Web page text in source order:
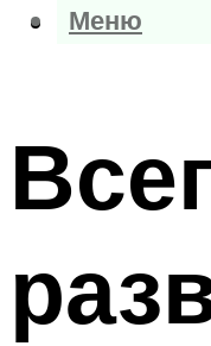
Меню
Меню